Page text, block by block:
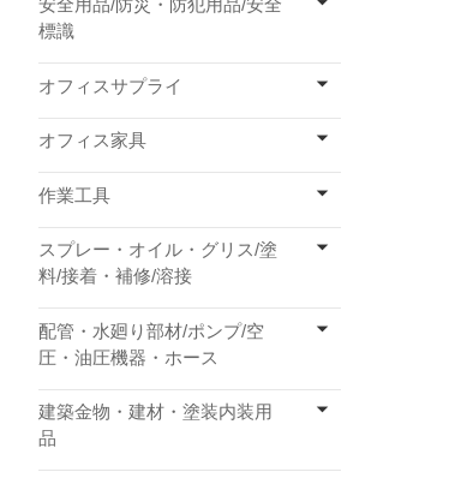
安全用品/防災・防犯用品/安全
標識
オフィスサプライ
オフィス家具
作業工具
スプレー・オイル・グリス/塗
料/接着・補修/溶接
配管・水廻り部材/ポンプ/空
圧・油圧機器・ホース
建築金物・建材・塗装内装用
品